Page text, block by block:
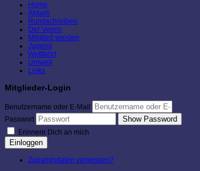
Home
Aktuell
Rundschreiben
Der Verein
Mitglied werden
Jugend
Wettfahrt
Umwelt
Links
Mitglieder-Login
Benutzername oder E-Mail
Passwort
Show Password
Erinnere Dich an mich
Einloggen
Zugangsdaten vergessen?